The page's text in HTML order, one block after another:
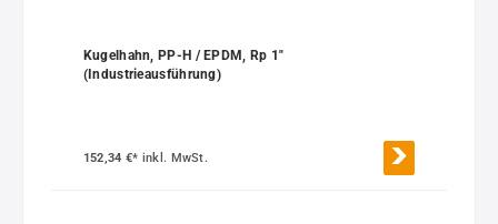
Kugelhahn, PP-H / EPDM, Rp 1"
(Industrieausführung)
152,34 €* inkl. MwSt.